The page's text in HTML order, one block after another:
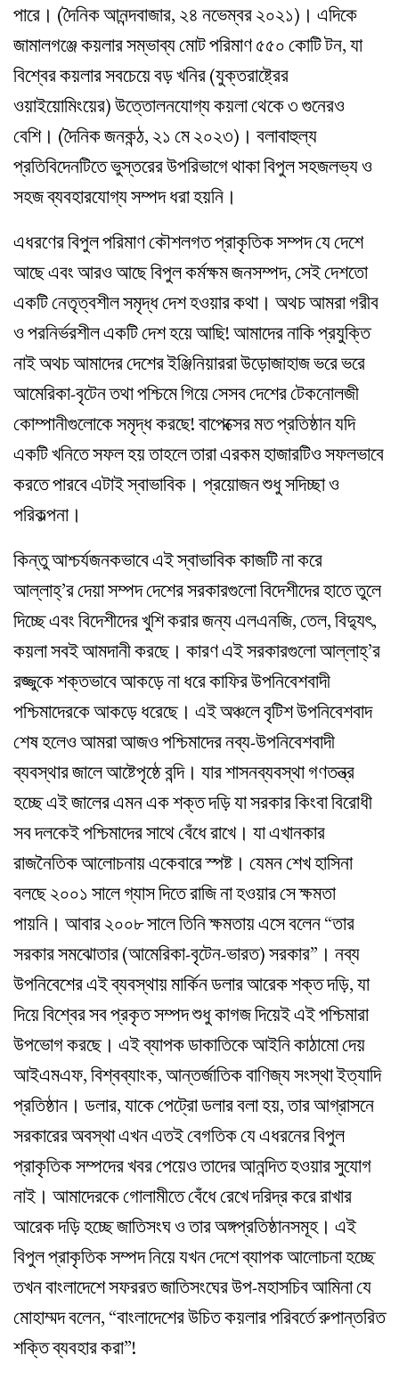
পারে। (দৈনিক আনন্দবাজার, ২৪ নভেম্বর ২০২১)। এদিকে
জামালগঞ্জে কয়লার সম্ভাব্য মোট পরিমাণ ৫৫০ কোটি টন, যা
বিশ্বের কয়লার সবচেয়ে বড় খনির (যুক্তরাষ্ট্রের
ওয়াইয়োমিংয়ের) উত্তোলনযোগ্য কয়লা থেকে ৩ গুনেরও
বেশি। (দৈনিক জনকন্ঠ, ২১ মে ২০২৩)। বলাবাহুল্য
প্রতিবিদেনটিতে ভুস্তরের উপরিভাগে থাকা বিপুল সহজলভ্য ও
সহজ ব্যবহারযোগ্য সম্পদ ধরা হয়নি।
এধরণের বিপুল পরিমাণ কৌশলগত প্রাকৃতিক সম্পদ যে দেশে
আছে এবং আরও আছে বিপুল কর্মক্ষম জনসম্পদ, সেই দেশতো
একটি নেতৃত্বশীল সমৃদ্ধ দেশ হওয়ার কথা। অথচ আমরা গরীব
ও পরনির্ভরশীল একটি দেশ হয়ে আছি! আমাদের নাকি প্রযুক্তি
নাই অথচ আমাদের দেশের ইঞ্জিনিয়াররা উড়োজাহাজ ভরে ভরে
আমেরিকা-বৃটেন তথা পশ্চিমে গিয়ে সেসব দেশের টেকনোলজী
কোম্পানীগুলোকে সমৃদ্ধ করছে! বাপেক্সের মত প্রতিষ্ঠান যদি
একটি খনিতে সফল হয় তাহলে তারা এরকম হাজারটিও সফলভাবে
করতে পারবে এটাই স্বাভাবিক। প্রয়োজন শুধু সদিচ্ছা ও
পরিকল্পনা।
কিন্তু আশ্চর্যজনকভাবে এই স্বাভাবিক কাজটি না করে
আল্লাহ্‌’র দেয়া সম্পদ দেশের সরকারগুলো বিদেশীদের হাতে তুলে
দিচ্ছে এবং বিদেশীদের খুশি করার জন্য এলএনজি, তেল, বিদ্যুৎ,
কয়লা সবই আমদানী করছে। কারণ এই সরকারগুলো আল্লাহ্‌’র
রজ্জুকে শক্তভাবে আকড়ে না ধরে কাফির উপনিবেশবাদী
পশ্চিমাদেরকে আকড়ে ধরেছে। এই অঞ্চলে বৃটিশ উপনিবেশবাদ
শেষ হলেও আমরা আজও পশ্চিমাদের নব্য-উপনিবেশবাদী
ব্যবস্থার জালে আষ্টেপৃষ্ঠে বন্দি। যার শাসনব্যবস্থা গণতন্ত্র
হচ্ছে এই জালের এমন এক শক্ত দড়ি যা সরকার কিংবা বিরোধী
সব দলকেই পশ্চিমাদের সাথে বেঁধে রাখে। যা এখানকার
রাজনৈতিক আলোচনায় একেবারে স্পষ্ট। যেমন শেখ হাসিনা
বলছে ২০০১ সালে গ্যাস দিতে রাজি না হওয়ার সে ক্ষমতা
পায়নি। আবার ২০০৮ সালে তিনি ক্ষমতায় এসে বলেন “তার
সরকার সমঝোতার (আমেরিকা-বৃটেন-ভারত) সরকার”। নব্য
উপনিবেশের এই ব্যবস্থায় মার্কিন ডলার আরেক শক্ত দড়ি, যা
দিয়ে বিশ্বের সব প্রকৃত সম্পদ শুধু কাগজ দিয়েই এই পশ্চিমারা
উপভোগ করছে। এই ব্যাপক ডাকাতিকে আইনি কাঠামো দেয়
আইএমএফ, বিশ্বব্যাংক, আন্তর্জাতিক বাণিজ্য সংস্থা ইত্যাদি
প্রতিষ্ঠান। ডলার, যাকে পেট্রো ডলার বলা হয়, তার আগ্রাসনে
সরকারের অবস্থা এখন এতই বেগতিক যে এধরনের বিপুল
প্রাকৃতিক সম্পদের খবর পেয়েও তাদের আনন্দিত হওয়ার সুযোগ
নাই। আমাদেরকে গোলামীতে বেঁধে রেখে দরিদ্র করে রাখার
আরেক দড়ি হচ্ছে জাতিসংঘ ও তার অঙ্গপ্রতিষ্ঠানসমূহ। এই
বিপুল প্রাকৃতিক সম্পদ নিয়ে যখন দেশে ব্যাপক আলোচনা হচ্ছে
তখন বাংলাদেশে সফররত জাতিসংঘের উপ-মহাসচিব আমিনা যে
মোহাম্মদ বলেন, “বাংলাদেশের উচিত কয়লার পরিবর্তে রুপান্তরিত
শক্তি ব্যবহার করা”!